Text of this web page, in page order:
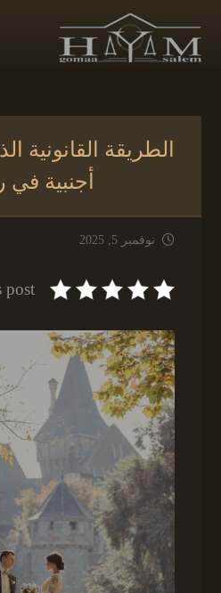
الطريقة القانونية
أجنبية في
نوفمبر 5, 2025
post